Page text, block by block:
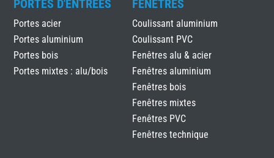
PORTES D'ENTRÉES
Portes acier
Portes aluminium
Portes bois
Portes mixtes : alu/bois
FENÊTRES
Coulissant aluminium
Coulissant PVC
Fenêtres alu & acier
Fenêtres aluminium
Fenêtres bois
Fenêtres mixtes
Fenêtres PVC
Fenêtres technique